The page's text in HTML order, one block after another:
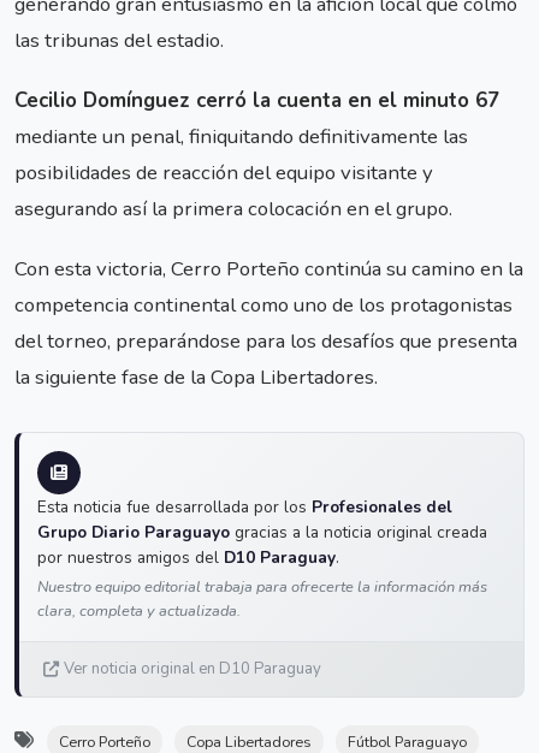
las tribunas del estadio.
Cecilio Domínguez cerró la cuenta en el minuto 67
mediante un penal, finiquitando definitivamente las
posibilidades de reacción del equipo visitante y
asegurando así la primera colocación en el grupo.
Con esta victoria, Cerro Porteño continúa su camino en la
competencia continental como uno de los protagonistas
del torneo, preparándose para los desafíos que presenta
la siguiente fase de la Copa Libertadores.
Esta noticia fue desarrollada por los Profesionales del
Grupo Diario Paraguayo gracias a la noticia original creada
por nuestros amigos del D10 Paraguay.
Nuestro equipo editorial trabaja para ofrecerte la información más
clara, completa y actualizada.
Ver noticia original en D10 Paraguay
Cerro Porteño Copa Libertadores
Fútbol Paraguayo